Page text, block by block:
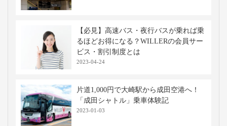
【必見】高速バス・夜行バスが乗れば乗
るほどお得になる？WILLERの会員サー
ビス・割引制度とは
2023-04-24
片道1,000円で大崎駅から成田空港へ！
「成田シャトル」乗車体験記
2023-01-03